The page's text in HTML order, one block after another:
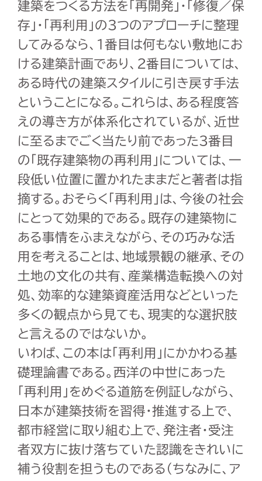
建築をつくる方法を「再開発」・「修復／保
存」・「再利用」の3つのアプローチに整理
してみるなら、1番目は何もない敷地にお
ける建築計画であり、2番目については、
ある時代の建築スタイルに引き戻す手法
ということになる。これらは、ある程度答
えの導き方が体系化されているが、近世
に至るまでごく当たり前であった3番目
の「既存建築物の再利用」については、一
段低い位置に置かれたままだと著者は指
摘する。おそらく「再利用」は、今後の社会
にとって効果的である。既存の建築物に
ある事情をふまえながら、その巧みな活
用を考えることは、地域景観の継承、その
土地の文化の共有、産業構造転換への対
処、効率的な建築資産活用などといった
多くの観点から見ても、現実的な選択肢
と言えるのではないか。
いわば、この本は「再利用」にかかわる基
礎理論書である。西洋の中世にあった
「再利用」をめぐる道筋を例証しながら、
日本が建築技術を習得・推進する上で、
都市経営に取り組む上で、発注者・受注
者双方に抜け落ちていた認識をきれいに
補う役割を担うものである（ちなみに、ア